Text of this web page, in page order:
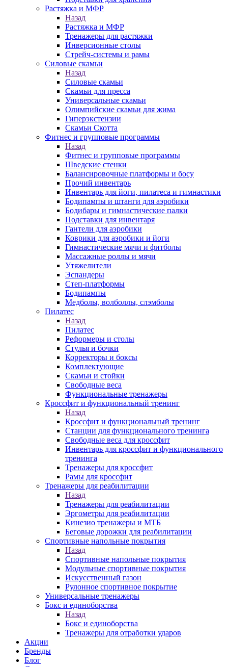
Растяжка и МФР
Назад
Растяжка и МФР
Тренажеры для растяжки
Инверсионные столы
Стрейч-системы и рамы
Силовые скамьи
Назад
Силовые скамьи
Скамьи для пресса
Универсальные скамьи
Олимпийские скамьи для жима
Гиперэкстензии
Скамьи Скотта
Фитнес и групповые программы
Назад
Фитнес и групповые программы
Шведские стенки
Балансировочные платформы и босу
Прочий инвентарь
Инвентарь для йоги, пилатеса и гимнастики
Бодипампы и штанги для аэробики
Бодибары и гимнастические палки
Подставки для инвентаря
Гантели для аэробики
Коврики для аэробики и йоги
Гимнастические мячи и фитболы
Массажные роллы и мячи
Утяжелители
Эспандеры
Степ-платформы
Бодипампы
Медболы, волболлы, слэмболы
Пилатес
Назад
Пилатес
Реформеры и столы
Стулья и бочки
Корректоры и боксы
Комплектующие
Скамьи и стойки
Свободные веса
Функциональные тренажеры
Кроссфит и функциональный тренинг
Назад
Кроссфит и функциональный тренинг
Станции для функционального тренинга
Свободные веса для кроссфит
Инвентарь для кроссфит и функционального
тренинга
Тренажеры для кроссфит
Рамы для кроссфит
Тренажеры для реабилитации
Назад
Тренажеры для реабилитации
Эргометры для реабилитации
Кинезио тренажеры и МТБ
Беговые дорожки для реабилитации
Спортивные напольные покрытия
Назад
Спортивные напольные покрытия
Модульные спортивные покрытия
Искусственный газон
Рулонное спортивное покрытие
Универсальные тренажеры
Бокс и единоборства
Назад
Бокс и единоборства
Тренажеры для отработки ударов
Акции
Бренды
Блог